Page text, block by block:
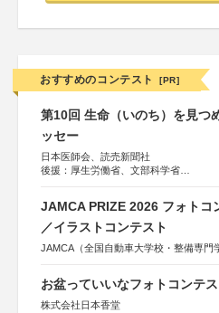
おすすめのコンテスト [PR]
第10回 生命（いのち）を見つ
ッセー
日本医師会、読売新聞社
後援：厚生労働省、文部科学省
JAMCA PRIZE 2026 フォトコ
／イラストコンテスト
JAMCA（全国自動車大学校・整備専門
お盆っていいなフォトコンテ
株式会社日本香堂